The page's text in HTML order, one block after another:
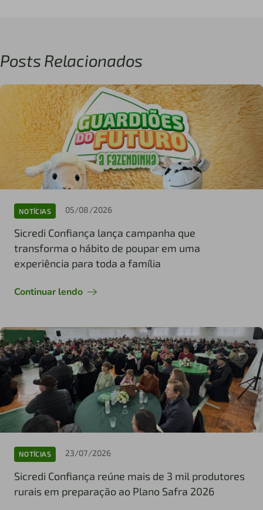
Posts Relacionados
NOTÍCIAS 05/08/2026
Sicredi Confiança lança campanha que
transforma o hábito de poupar em uma
experiência para toda a família
Continuar lendo
NOTÍCIAS 23/07/2026
Sicredi Confiança reúne mais de 3 mil produtores
rurais em preparação ao Plano Safra 2026